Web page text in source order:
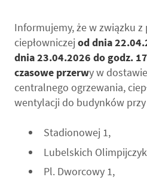
Informujemy, że w związku z
ciepłowniczej od dnia
dnia 23.04.2026 do godz.
czasowe przerwy w
centralnego ogrzewania,
wentylacji do budynków
Stadionowej 1,
Lubelskich
Pl. Dworcowy 1,